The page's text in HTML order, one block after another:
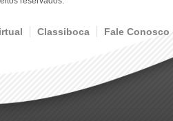
Classiboca Fale Conosco